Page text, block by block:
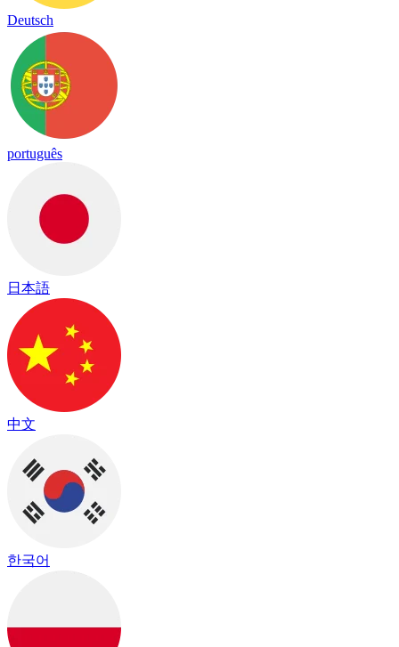
Deutsch
português
日本語
中文
한국어